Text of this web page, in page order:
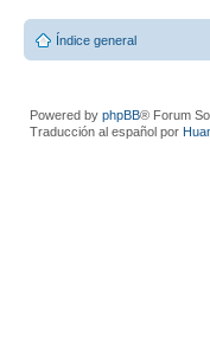
Índice general
Powered by phpBB® Forum
Traducción al español por